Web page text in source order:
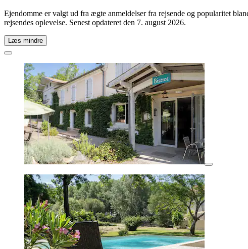
Ejendomme er valgt ud fra ægte anmeldelser fra rejsende og popularitet
rejsendes oplevelse. Senest opdateret den 7. august 2026.
Læs mindre